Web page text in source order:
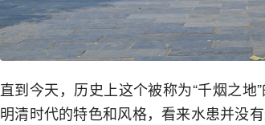
直到今天，历史上这个被称为“千烟之
明清时代的特色和风格，看来水患并没